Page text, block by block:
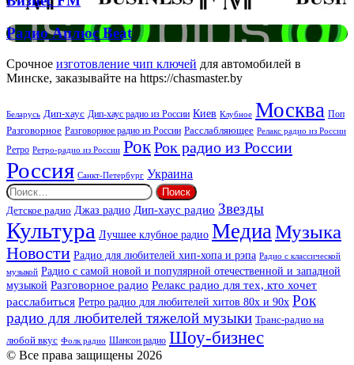
Радио
Аплюс
Beat
Радио Аплюс Beat
Срочное изготовление чип ключей для автомобилей в
Минске, заказывайте на https://chasmaster.by
Беларусь Дип-хаус Дип-хаус радио из России Киев Клубное Москва Поп
Разговорное Разговорное радио из России Расслабляющее Релакс радио из России
Ретро Ретро-радио из России РокРок радио из России
Россия Санкт-Петербург Украина
Найти:
Детское радио Джаз радио Дип-хаус радио Звезды
Культура Лучшее клубное радио Медиа Музыка
Новости Радио для любителей хип-хопа и рэпа Радио с классической
музыкой Радио с самой новой и популярной отечественной и западной
музыкой Разговорное радио Релакс радио для тех, кто хочет
расслабиться Ретро радио для любителей хитов 80х и 90х Рок
радио для любителей тяжелой музыки Транс-радио на
любой вкус Фолк радио Шансон радио Шоу-бизнес
© Все права защищены 2026